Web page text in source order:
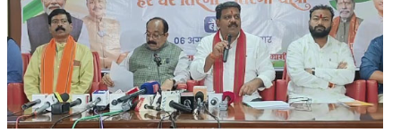
बस्तर संभाग में 500 से अधिक स्कूलों, प्रमुख चौराहों और सामुदायिक भवनों
का नामकरण शहीदों के नाम पर किया जाएगा : शर्मा